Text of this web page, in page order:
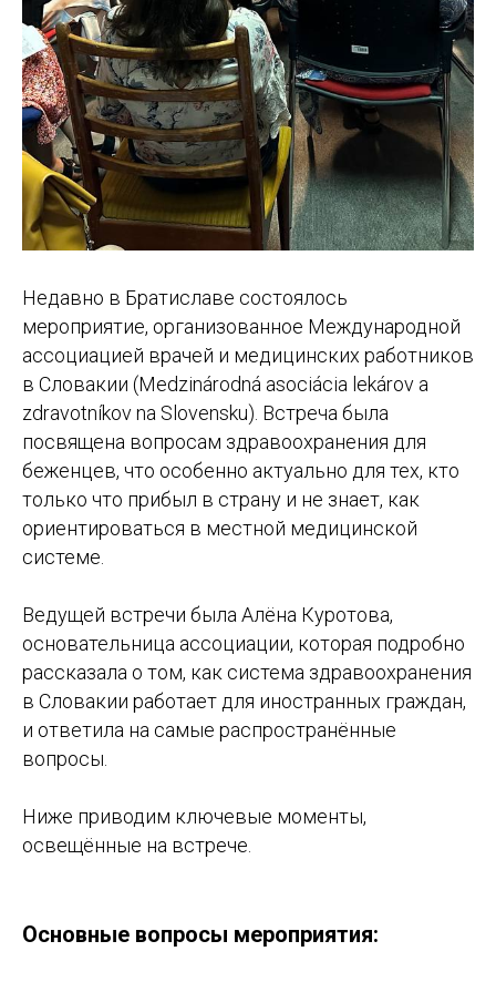
Недавно в Братиславе состоялось
мероприятие, организованное Международной
ассоциацией врачей и медицинских работников
в Словакии (Medzinárodná asociácia lekárov a
zdravotníkov na Slovensku). Встреча была
посвящена вопросам здравоохранения для
беженцев, что особенно актуально для тех, кто
только что прибыл в страну и не знает, как
ориентироваться в местной медицинской
системе.
Ведущей встречи была Алёна Куротова,
основательница ассоциации, которая подробно
рассказала о том, как система здравоохранения
в Словакии работает для иностранных граждан,
и ответила на самые распространённые
вопросы.
Ниже приводим ключевые моменты,
освещённые на встрече.
Основные вопросы мероприятия: